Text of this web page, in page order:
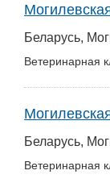
Беларусь,
Ветеринарная
Беларусь,
Ветеринарная